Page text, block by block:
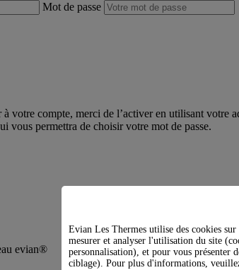
Evian Les Thermes utilise des cookies
mesurer et analyser l'utilisation du site
personnalisation), et pour vous présenter
ciblage). Pour plus d'informations,
Mot de passe
à votre compte, merci de l’activer en utilisant votre
vous permettra de choisir votre mot de passe.
evian®